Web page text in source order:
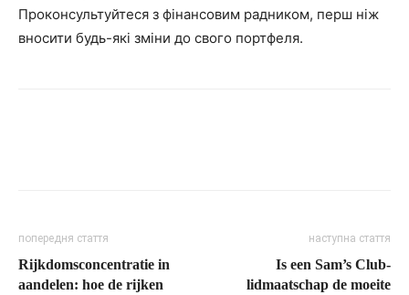
Проконсультуйтеся з фінансовим радником, перш ніж
вносити будь-які зміни до свого портфеля.
попередня стаття
Rijkdomsconcentratie in
aandelen: hoe de rijken
наступна стаття
Is een Sam’s Club-
lidmaatschap de moeite